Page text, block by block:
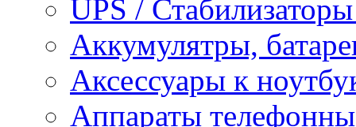
UPS /
Аккумулятры,
Аксессуары к
Аппараты